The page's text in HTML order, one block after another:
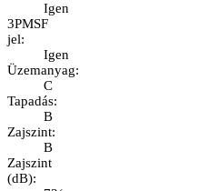
Igen
3PMSF
jel:
Igen
Üzemanyag:
C
Tapadás:
B
Zajszint:
B
Zajszint
(dB):